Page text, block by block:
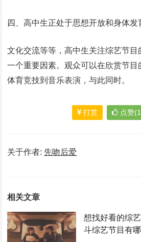
四、高中生正处于思想开放和身体发
文化交流等等，高中生关注综艺节目
一个重要因素。观众可以在欣赏节目
体育竞技到音乐表演，与此同时。
打赏 点赞
关于作者: 先吻后爱
相关文章
想找好看的综
斗综艺节目有